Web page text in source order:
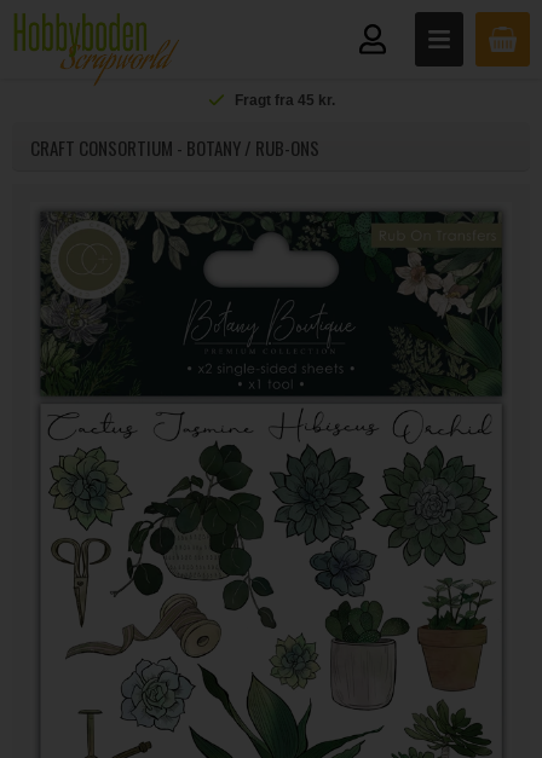
Fragt fra 45 kr.
CRAFT CONSORTIUM - BOTANY / RUB-ONS